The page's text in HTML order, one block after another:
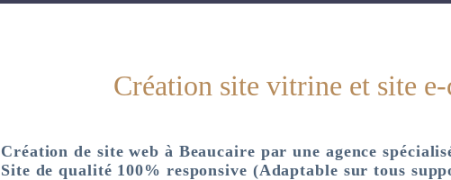
Création site vitrine et site
Création de site web à Beaucaire par une agence
Site de qualité 100% responsive (Adaptable sur tous